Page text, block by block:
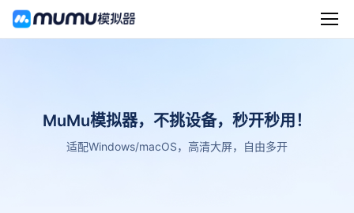
MuMu模拟器，不挑设备，秒开秒用！
适配Windows/macOS，高清大屏，自由多开